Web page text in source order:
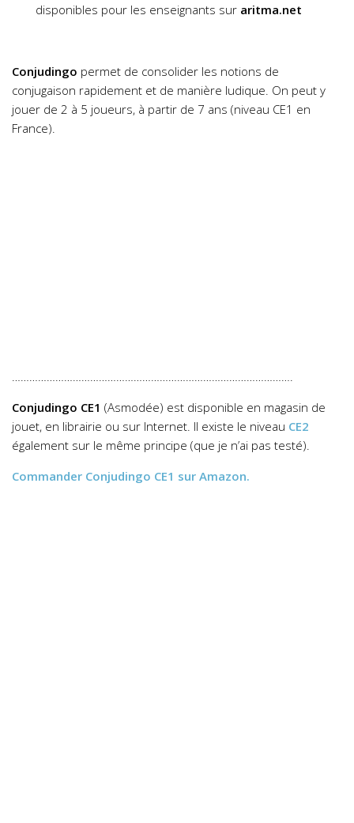
disponibles pour les enseignants sur aritma.net
Conjudingo permet de consolider les notions de
conjugaison rapidement et de manière ludique. On peut y
jouer de 2 à 5 joueurs, à partir de 7 ans (niveau CE1 en
France).
Conjudingo CE1 (Asmodée) est disponible en magasin de
jouet, en librairie ou sur Internet. Il existe le niveau CE2
également sur le même principe (que je n’ai pas testé).
Commander Conjudingo CE1 sur Amazon.